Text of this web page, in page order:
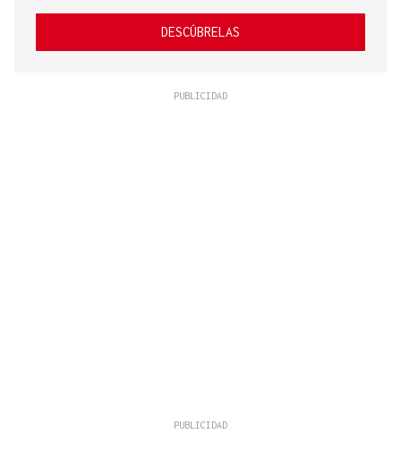
DESCÚBRELAS